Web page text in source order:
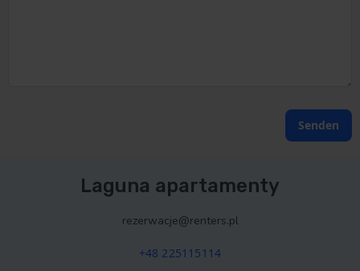
Senden
Laguna apartamenty
rezerwacje@renters.pl
+48 225115114